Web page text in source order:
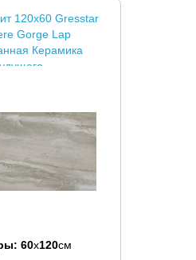
120x60 Gresstar
Gorge Lap
Керамика
60x120см